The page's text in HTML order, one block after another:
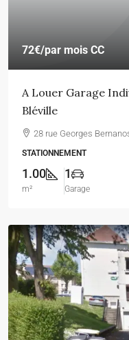
72€/par mois CC
A Louer Garage
Bléville
28 rue Georges
STATIONNEMENT
1.00
m²
1
Garage